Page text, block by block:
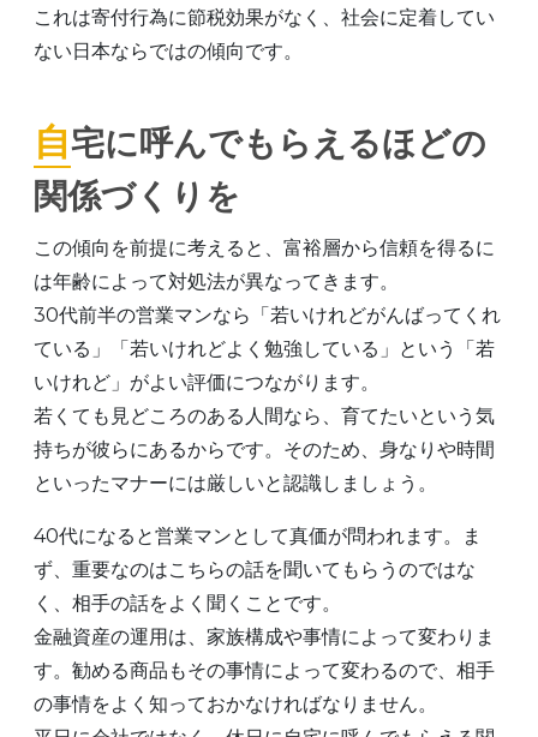
これは寄付行為に節税効果がなく、社会に定着してい
ない日本ならではの傾向です。
自宅に呼んでもらえるほどの
関係づくりを
この傾向を前提に考えると、富裕層から信頼を得るに
は年齢によって対処法が異なってきます。
30代前半の営業マンなら「若いけれどがんばってくれ
ている」「若いけれどよく勉強している」という「若
いけれど」がよい評価につながります。
若くても見どころのある人間なら、育てたいという気
持ちが彼らにあるからです。そのため、身なりや時間
といったマナーには厳しいと認識しましょう。
40代になると営業マンとして真価が問われます。ま
ず、重要なのはこちらの話を聞いてもらうのではな
く、相手の話をよく聞くことです。
金融資産の運用は、家族構成や事情によって変わりま
す。勧める商品もその事情によって変わるので、相手
の事情をよく知っておかなければなりません。